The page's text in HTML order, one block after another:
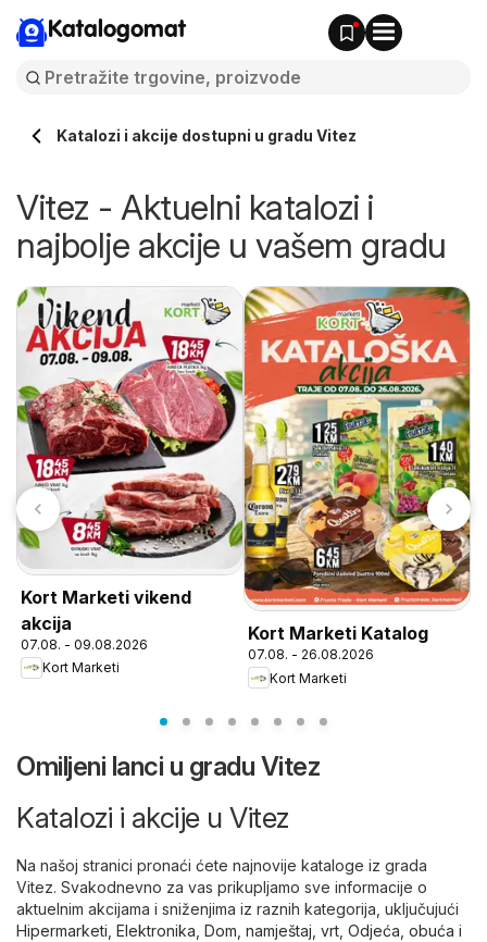
Katalogomat
Katalozi i akcije dostupni u gradu Vitez
Vitez - Aktuelni katalozi i
najbolje akcije u vašem gradu
Kort Marketi vikend
akcija
07.08. - 09.08.2026
Kort Marketi
Kort Marketi Katalog
07.08. - 26.08.2026
Kort Marketi
Omiljeni lanci u gradu Vitez
Katalozi i akcije u Vitez
Na našoj stranici pronaći ćete najnovije kataloge iz grada
Vitez. Svakodnevno za vas prikupljamo sve informacije o
aktuelnim akcijama i sniženjima iz raznih kategorija, uključujući
Hipermarketi Elektronika Dom, namještaj, vrt Odjeća, obuća i